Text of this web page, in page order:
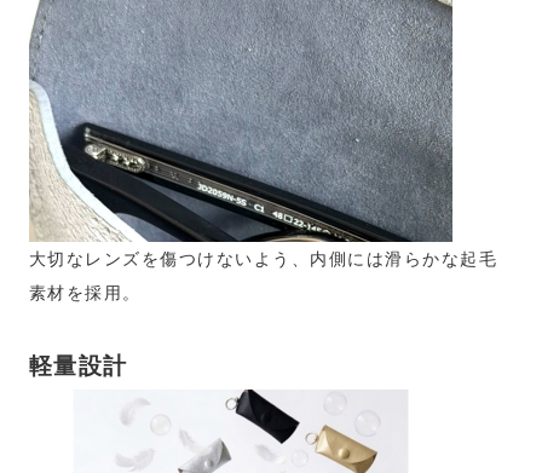
大切なレンズを傷つけないよう、内側には滑らかな起毛
素材を採用。
軽量設計